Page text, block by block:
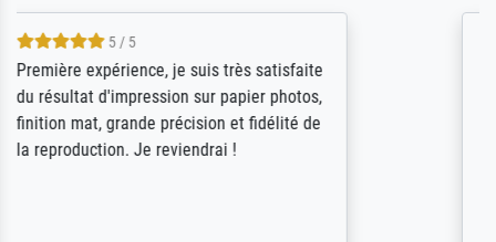
ik beoordeel Meisterdrucke zeer positief.
Door de 69505 beschikbare kunstenaars
scrollen is echter onbegonnen werk (na
stoppen begint het weer van voor af aan).